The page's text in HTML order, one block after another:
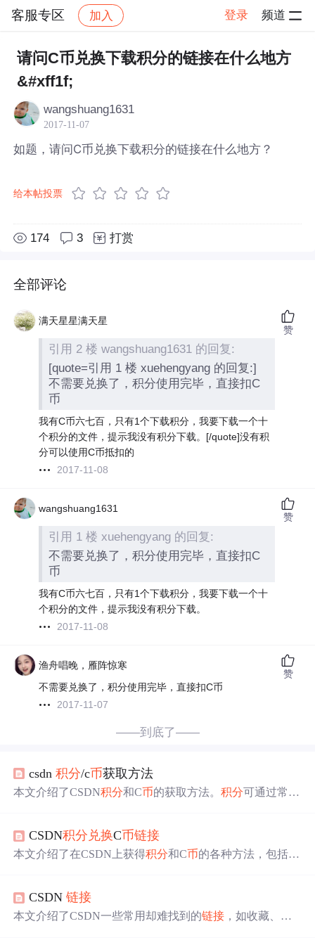
客服专区 加入 登录 频道
社区 客服专区 帖子详情
请问C币兑换下载积分的链接在什么地方
&#xff1f;
wangshuang1631
2017-11-07
如题，请问C币兑换下载积分的链接在什么地方？
给本帖投票
174 3 打赏
全部评论
满天星星满天星
引用 2 楼 wangshuang1631 的回复:
[quote=引用 1 楼 xuehengyang 的回复:]
不需要兑换了，积分使用完毕，直接扣C
币
我有C币六七百，只有1个下载积分，我要下载一个十
个积分的文件，提示我没有积分下载。[/quote]没有积
分可以使用C币抵扣的
2017-11-08
赞
wangshuang1631
引用 1 楼 xuehengyang 的回复:
不需要兑换了，积分使用完毕，直接扣C
币
我有C币六七百，只有1个下载积分，我要下载一个十
个积分的文件，提示我没有积分下载。
2017-11-08
赞
渔舟唱晚，雁阵惊寒
不需要兑换了，积分使用完毕，直接扣C币
2017-11-07
赞
——到底了——
csdn积分/c币获取方法
本文介绍了CSDN积分和C币的获取方法。积分可通过常规
品、资源和课程等。获取赠送C
答问题和发布技术话题等。
CSDN积分 兑换C币链接
本文介绍了在CSDN上获得积分和C币的各种方法，包括绑
CSDN链接
本文介绍了CSDN一些常用却难找到的链接 ，如收藏、文